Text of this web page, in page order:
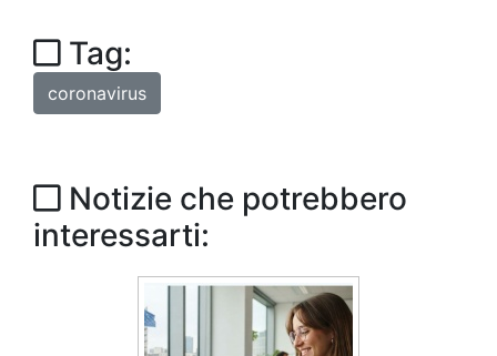
Tag:
coronavirus
Notizie che potrebbero
interessarti: